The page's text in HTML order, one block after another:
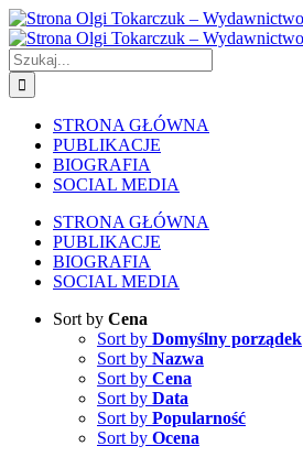
Skip
to
content
Szukaj
STRONA GŁÓWNA
PUBLIKACJE
BIOGRAFIA
SOCIAL MEDIA
STRONA GŁÓWNA
PUBLIKACJE
BIOGRAFIA
SOCIAL MEDIA
Sort by Cena
Sort by Domyślny porządek
Sort by Nazwa
Sort by Cena
Sort by Data
Sort by Popularność
Sort by Ocena